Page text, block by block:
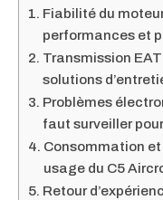
Fiabilité du
performances et
Transmission
solutions
Problèmes
faut surveiller
Consommation
usage du C5
Retour